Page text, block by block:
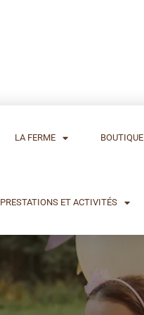
LA FERME BOUTIQUE
PRESTATIONS ET ACTIVITÉS